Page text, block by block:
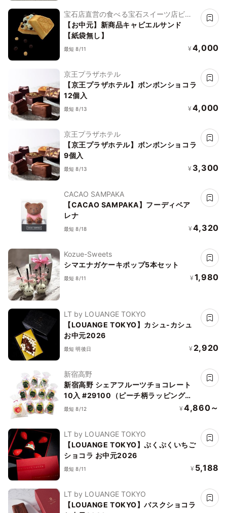
宝石店直営の食べる宝石スイーツ店ビジ
ュエルパフェ
【お中元】新商品キャビエルサンド
【紙袋無し】
最短 8/11 ¥ 4,000
京王プラザホテル
【京王プラザホテル】ボンボンショコラ
12個入
最短 8/13 ¥ 4,000
京王プラザホテル
【京王プラザホテル】ボンボンショコラ
9個入
最短 8/13 ¥ 3,300
CACAO SAMPAKA
【CACAO SAMPAKA】フーディベア
レナ
最短 8/18 ¥ 4,320
Kozue-Sweets
シマエナガケーキポップ5本セット
最短 8/11 ¥ 1,980
LT by LOUANGE TOKYO
【LOUANGE TOKYO】カシュ-カシュ
お中元2026
最短 明後日 ¥ 2,920
新宿高野
新宿高野 シェアフルーツチョコレート
10入 #29100（ピーチ柄ラッピング袋
付）
最短 8/12 ¥ 4,860～
LT by LOUANGE TOKYO
【LOUANGE TOKYO】ぷくぷくいちご
ショコラ お中元2026
最短 8/11 ¥ 5,188
LT by LOUANGE TOKYO
【LOUANGE TOKYO】バスクショコラ